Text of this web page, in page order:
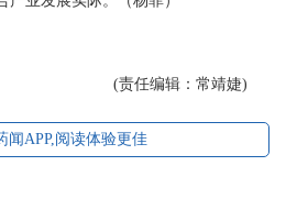
(责任编辑：常靖婕)
闻APP,阅读体验更佳